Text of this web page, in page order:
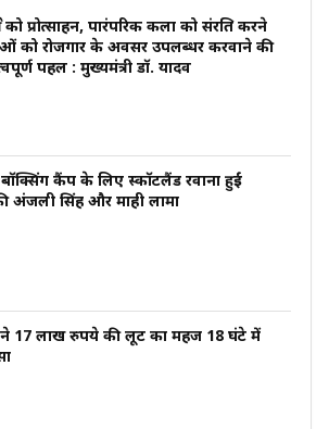
को प्रोत्साहन, पारंपरिक कला को संरक्षित करने
को रोजगार के अवसर उपलब्धर करवाने की
पहल : मुख्यमंत्री डॉ. यादव
कैंप के लिए स्कॉटलैंड रवाना हुईं
अंजली सिंह और माही लामा
17 लाख रुपये की लूट का महज 18 घंटे में